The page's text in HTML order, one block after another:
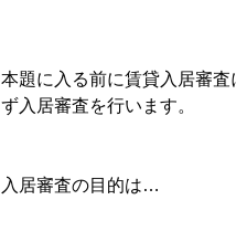
本題に入る前に賃貸入居審
ず入居審査を行います。
入居審査の目的は…